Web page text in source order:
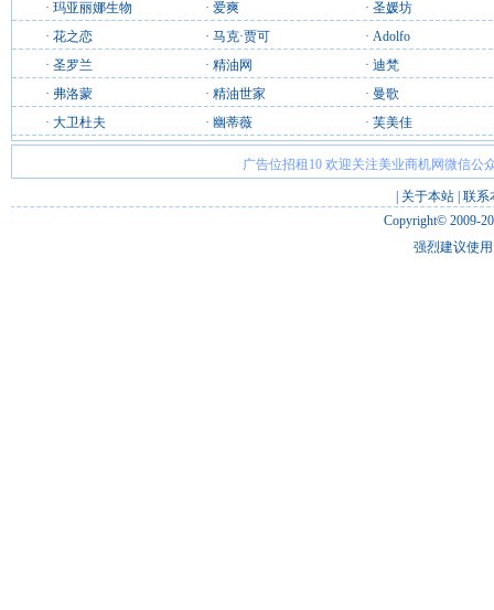
· 玛亚丽娜生物 · 爱爽 · 圣媛坊
· 花之恋 · 马克·贾可 · Adolfo
· 圣罗兰 · 精油网 · 迪梵
· 弗洛蒙 · 精油世家 · 曼歌
· 大卫杜夫 · 幽蒂薇 · 芙美佳
广告位招租10 欢迎关注美业商机网微信公
关于本站 联系
Copyright© 2009-
强烈建议使